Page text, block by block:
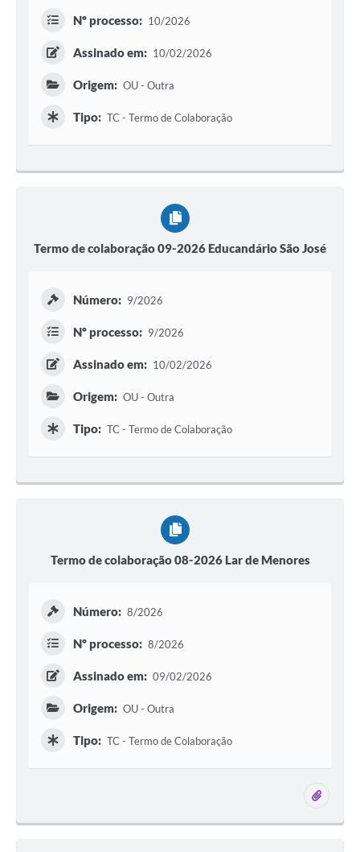
Nº processo: 10/2026
Assinado em: 10/02/2026
Origem: OU - Outra
Tipo: TC - Termo de Colaboração
Termo de colaboração 09-2026 Educandário São José
Número: 9/2026
Nº processo: 9/2026
Assinado em: 10/02/2026
Origem: OU - Outra
Tipo: TC - Termo de Colaboração
Termo de colaboração 08-2026 Lar de Menores
Número: 8/2026
Nº processo: 8/2026
Assinado em: 09/02/2026
Origem: OU - Outra
Tipo: TC - Termo de Colaboração